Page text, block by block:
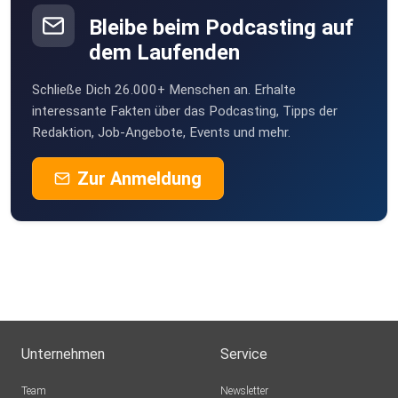
Bleibe beim Podcasting auf
dem Laufenden
Schließe Dich 26.000+ Menschen an. Erhalte
interessante Fakten über das Podcasting, Tipps der
Redaktion, Job-Angebote, Events und mehr.
Zur Anmeldung
Unternehmen
Team
Service
Newsletter